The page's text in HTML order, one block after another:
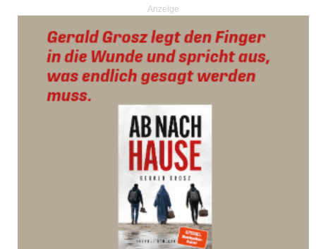
Anzeige